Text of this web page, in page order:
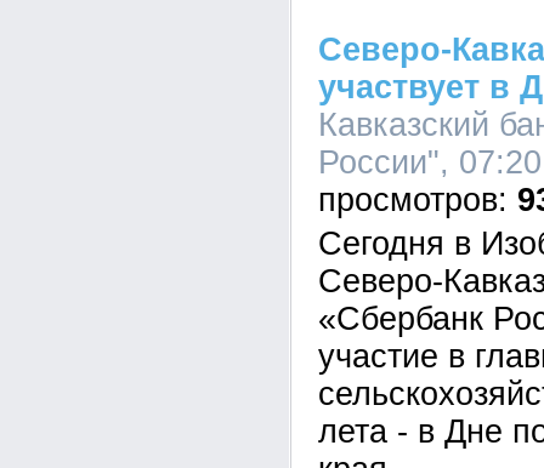
Северо-
участвует в
Кавказский
России",
Сегодня в
Северо-
«Сбербанк
участие в
лета - в Дне